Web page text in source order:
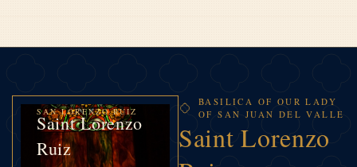
SAN LORENZO RUIZ
Saint Lorenzo
Ruiz
BASILICA OF OUR LADY
OF SAN JUAN DEL VALLE
Saint Lorenzo